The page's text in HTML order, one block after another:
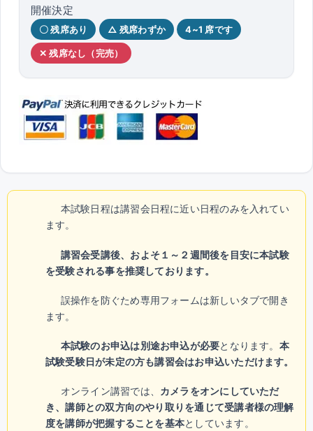
開催決定
〇 残席あり △ 残席わずか 4~1 席です
✕ 残席なし（完売）
本試験日程は講習会日程に近い日程のみを入れてい
ます。
講習会受講後、およそ１～２週間後を目安に本試験
を受験される事を推奨しております。
誤操作を防ぐため専用フォームは新しいタブで開き
ます。
本試験のお申込は別途お申込が必要となります。 本
試験受験日が未定の方も講習会はお申込いただけます。
オンライン講習では、 カメラをオンにしていただ
き、講師との双方向のやり取りを通じて受講者様の理解
度を講師が把握することを基本としています。